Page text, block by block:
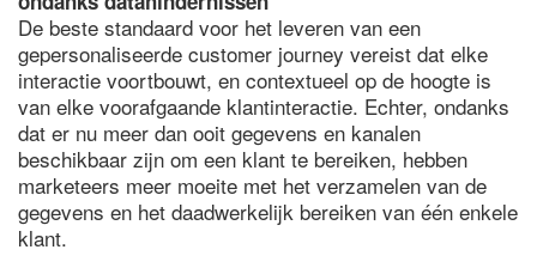
De beste standaard voor het leveren van een
gepersonaliseerde customer journey vereist dat elke
interactie voortbouwt, en contextueel op de hoogte is
van elke voorafgaande klantinteractie. Echter, ondanks
dat er nu meer dan ooit gegevens en kanalen
beschikbaar zijn om een klant te bereiken, hebben
marketeers meer moeite met het verzamelen van de
gegevens en het daadwerkelijk bereiken van één enkele
klant.